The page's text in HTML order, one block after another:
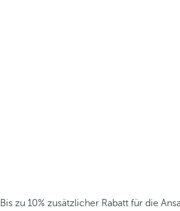
Bis zu 10% zusätzlicher Rabatt für die